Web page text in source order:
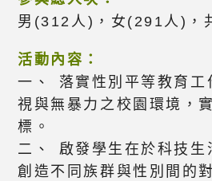
男(312人)，女(291人)，
活動內容：
一、 落實性別平等教育工
視與無暴力之校園環境，
標。
二、 啟發學生在於科技生
創造不同族群與性別間的